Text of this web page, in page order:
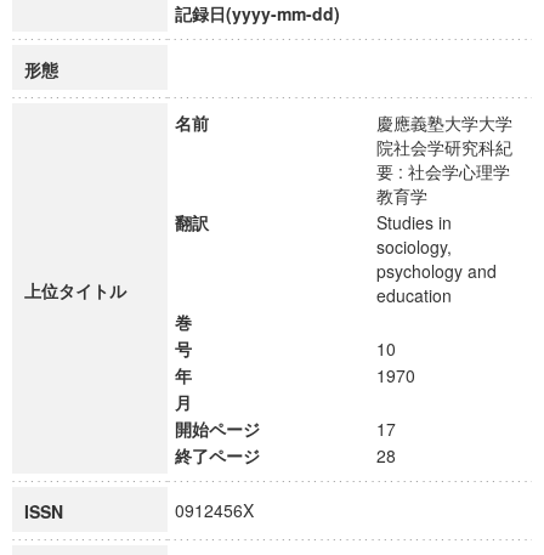
記録日(yyyy-mm-dd)
形態
上位タイトル
名前
慶應義塾大学大学
院社会学研究科紀
要 : 社会学心理学
教育学
翻訳
Studies in
sociology,
psychology and
education
巻
号
10
年
1970
月
開始ページ
17
終了ページ
28
ISSN 0912456X